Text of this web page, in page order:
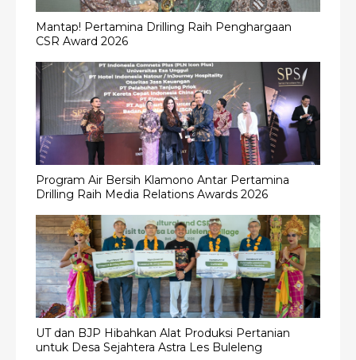
Mantap! Pertamina Drilling Raih Penghargaan
CSR Award 2026
Program Air Bersih Klamono Antar Pertamina
Drilling Raih Media Relations Awards 2026
UT dan BJP Hibahkan Alat Produksi Pertanian
untuk Desa Sejahtera Astra Les Buleleng